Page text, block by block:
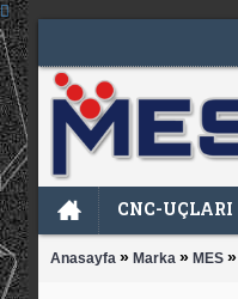
CNC-UÇLARI
Anasayfa » Marka » MES »